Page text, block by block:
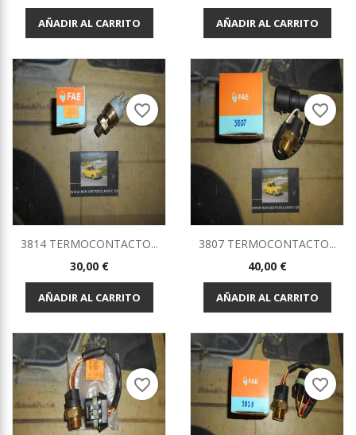
AÑADIR AL CARRITO AÑADIR AL CARRITO
3814 TERMOCONTACTO...
Precio
30,00 €
AÑADIR AL CARRITO
favorite_border
3807 TERMOCONTACTO...
Precio
40,00 €
AÑADIR AL CARRITO
favorite_border
favorite_border favorite_border